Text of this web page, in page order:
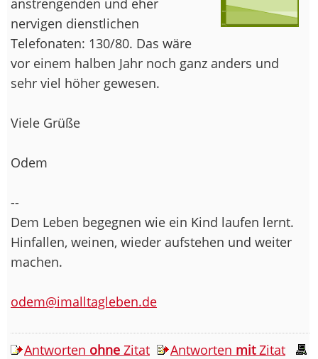
anstrengenden und eher
nervigen dienstlichen
Telefonaten: 130/80. Das wäre
vor einem halben Jahr noch ganz anders und
sehr viel höher gewesen.
Viele Grüße
Odem
--
Dem Leben begegnen wie ein Kind laufen lernt.
Hinfallen, weinen, wieder aufstehen und weiter
machen.
odem@imalltagleben.de
Antworten ohne Zitat Antworten mitZitat